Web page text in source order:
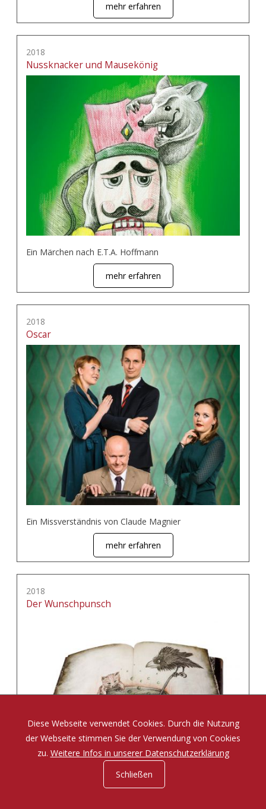
mehr erfahren
2018
Nussknacker und Mausekönig
Ein Märchen nach E.T.A. Hoffmann
mehr erfahren
2018
Oscar
Ein Missverständnis von Claude Magnier
mehr erfahren
2018
Der Wunschpunsch
Eine Zauberposse von Michael Ende
Diese Webseite verwendet Cookies. Durch die Nutzung
der Webseite stimmen Sie der Verwendung von Cookies
zu. Weitere Infos in unserer Datenschutzerklärung
Schließen